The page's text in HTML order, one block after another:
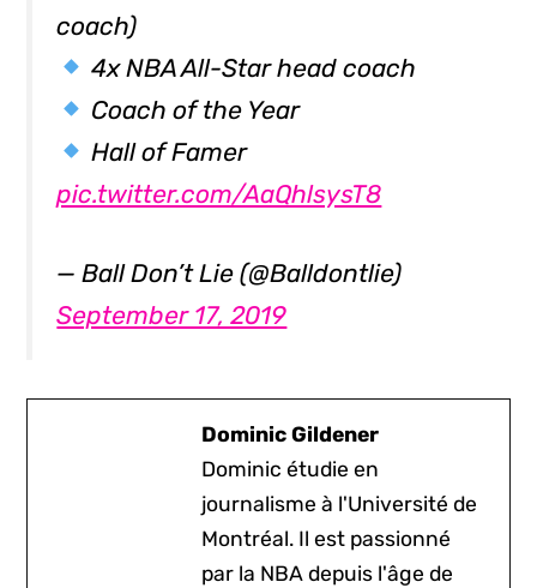
coach)
4x NBA All-Star head coach
Coach of the Year
Hall of Famer
pic.twitter.com/AaQhlsysT8
— Ball Don’t Lie (@Balldontlie)
September 17, 2019
Dominic Gildener
Dominic étudie en
journalisme à l'Université de
Montréal. Il est passionné
par la NBA depuis l'âge de